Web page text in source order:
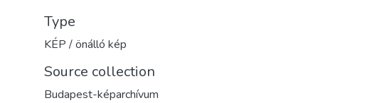
Type
KÉP / önálló kép
Source collection
Budapest-képarchívum